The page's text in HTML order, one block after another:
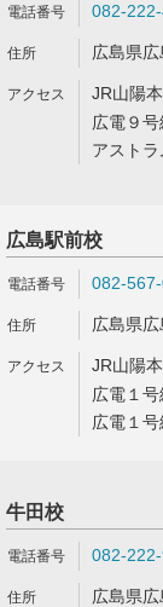
082-222-
広島県
JR山陽
広電９
アスト
広島駅前校
082-
広島県
JR山陽
広電１
広電１
牛田校
082-
広島県